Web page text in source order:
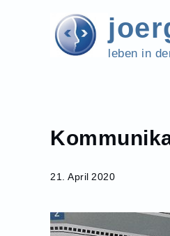
leben in
Home
21. April 2020